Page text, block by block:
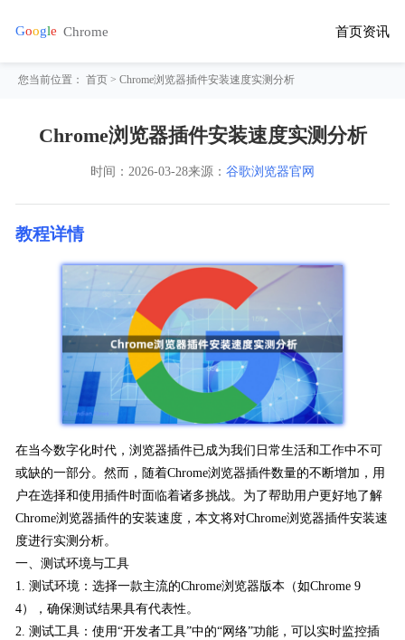
首页资讯
您当前位置：首页 > Chrome浏览器插件安装速度实测分析
Chrome浏览器插件安装速度实测分析
时间： 2026-03-28来源： 谷歌浏览器官网
教程详情
在当今数字化时代，浏览器插件已成为我们日常生活和工作中不可
或缺的一部分。然而，随着Chrome浏览器插件数量的不断增加，用
户在选择和使用插件时面临着诸多挑战。为了帮助用户更好地了解
Chrome浏览器插件的安装速度，本文将对Chrome浏览器插件安装速
度进行实测分析。
一、测试环境与工具
1. 测试环境：选择一款主流的Chrome浏览器版本（如Chrome 9
4），确保测试结果具有代表性。
2. 测试工具：使用“开发者工具”中的“网络”功能，可以实时监控插